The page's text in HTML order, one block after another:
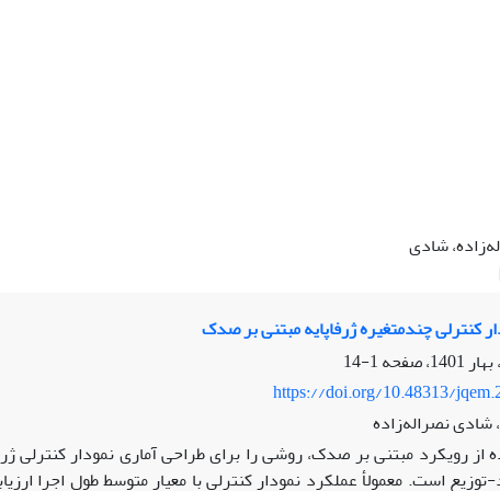
شادی
کنترلی چندمتغیره ژرفا‏پایه مبتنی بر صدک
1-14
https://doi.org/10.48313/
شادی نصراله‌زاده
از رویکرد مبتنی بر صدک، روشی را برای طراحی آماری نمودار کنترلی
توزیع است. معمولأ عملکرد نمودار کنترلی با معیار متوسط طول اجرا